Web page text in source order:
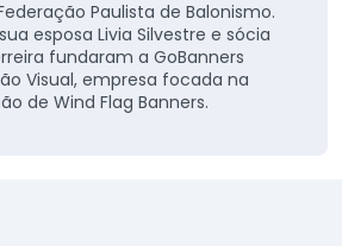
Paulista de Balonismo.
esposa Livia Silvestre e sócia
fundaram a GoBanners
Visual, empresa focada na
de Wind Flag Banners.